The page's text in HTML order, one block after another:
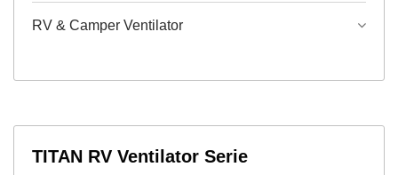
RV & Camper Ventilator
TITAN RV Ventilator Serie